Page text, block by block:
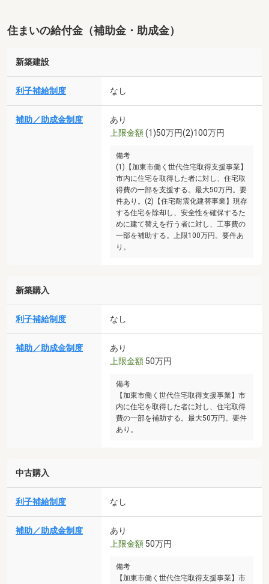
住まいの給付金（補助金・助成金）
新築建設
利子補給制度 なし
補助／助成金制度
あり
上限金額(1)50万円(2)100万円
備考
(1)【加東市働く世代住宅取得支援事業】
市内に住宅を取得した者に対し、住宅取
得費の一部を支援する。最大50万円。要
件あり。(2)【住宅耐震化建替事業】現存
する住宅を除却し、安全性を確保するた
めに建て替えを行う者に対し、工事費の
一部を補助する。上限100万円。要件あ
り。
新築購入
利子補給制度 なし
補助／助成金制度
あり
上限金額 50万円
備考
【加東市働く世代住宅取得支援事業】市
内に住宅を取得した者に対し、住宅取得
費の一部を補助する。最大50万円。要件
あり。
中古購入
利子補給制度 なし
補助／助成金制度
あり
上限金額 50万円
備考
【加東市働く世代住宅取得支援事業】市